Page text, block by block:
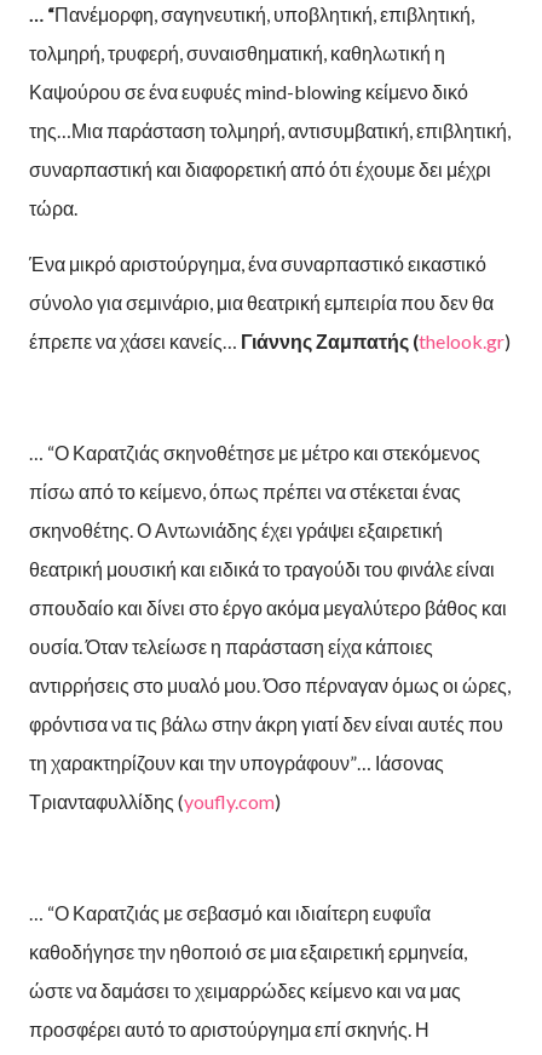
… “Πανέμορφη, σαγηνευτική, υποβλητική, επιβλητική,
τολμηρή, τρυφερή, συναισθηματική, καθηλωτική η
Καψούρου σε ένα ευφυές mind-blowing κείμενο δικό
της…Μια παράσταση τολμηρή, αντισυμβατική, επιβλητική,
συναρπαστική και διαφορετική από ότι έχουμε δει μέχρι
τώρα.
Ένα μικρό αριστούργημα, ένα συναρπαστικό εικαστικό
σύνολο για σεμινάριο, μια θεατρική εμπειρία που δεν θα
έπρεπε να χάσει κανείς… Γιάννης Ζαμπατής (thelook.gr)
… “Ο Καρατζιάς σκηνοθέτησε με μέτρο και στεκόμενος
πίσω από το κείμενο, όπως πρέπει να στέκεται ένας
σκηνοθέτης. Ο Αντωνιάδης έχει γράψει εξαιρετική
θεατρική μουσική και ειδικά το τραγούδι του φινάλε είναι
σπουδαίο και δίνει στο έργο ακόμα μεγαλύτερο βάθος και
ουσία. Όταν τελείωσε η παράσταση είχα κάποιες
αντιρρήσεις στο μυαλό μου. Όσο πέρναγαν όμως οι ώρες,
φρόντισα να τις βάλω στην άκρη γιατί δεν είναι αυτές που
τη χαρακτηρίζουν και την υπογράφουν”… Ιάσονας
Τριανταφυλλίδης (youfly.com)
… “Ο Καρατζιάς με σεβασμό και ιδιαίτερη ευφυΐα
καθοδήγησε την ηθοποιό σε μια εξαιρετική ερμηνεία,
ώστε να δαμάσει το χειμαρρώδες κείμενο και να μας
προσφέρει αυτό το αριστούργημα επί σκηνής. Η